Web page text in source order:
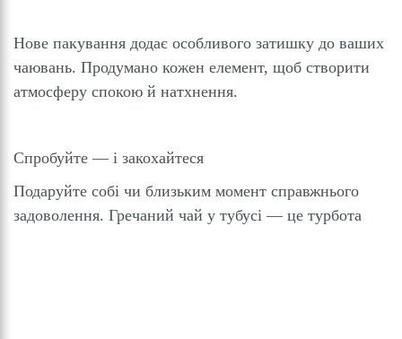
Нове пакування додає особливого затишку до ваших
чаювань. Продумано кожен елемент, щоб створити
атмосферу спокою й натхнення.
Спробуйте — і закохайтеся
Подаруйте собі чи близьким момент справжнього
задоволення. Гречаний чай у тубусі — це турбота